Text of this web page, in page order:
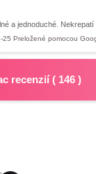
a jednoduché. Nekrepatí
25 Preložené pomocou
recenzií( 146)